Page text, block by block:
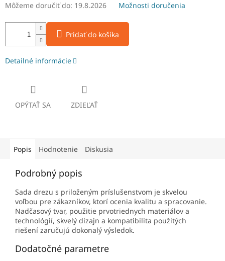
Môžeme doručiť do: 19.8.2026 Možnosti doručenia
Pridať do košíka
Detailné informácie
OPÝTAŤ SA ZDIEĽAŤ
Popis Hodnotenie Diskusia
Podrobný popis
Sada drezu s priloženým príslušenstvom je skvelou
voľbou pre zákazníkov, ktorí ocenia kvalitu a spracovanie.
Nadčasový tvar, použitie prvotriednych materiálov a
technológií, skvelý dizajn a kompatibilita použitých
riešení zaručujú dokonalý výsledok.
Dodatočné parametre